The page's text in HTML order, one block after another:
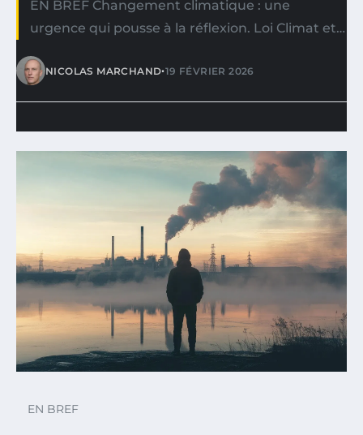
EN BREF Changement climatique : une
urgence qui pousse à la réflexion. Loi Climat et…
NICOLAS MARCHAND•19 FÉVRIER 2026
EN BREF